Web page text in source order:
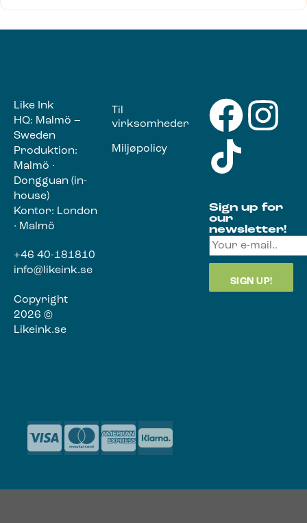
Like Ink
HQ: Malmö –
Sweden
Produktion:
Malmö ·
Dongguan (in-
house)
Kontor: London
· Malmö
+46 40-181810
info@likeink.se
Copyright
2026 ©
Likeink.se
Til
virksomheder
Miljøpolicy
Sign up for
our
newsletter!